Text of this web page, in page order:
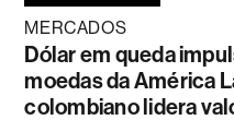
MERCADOS
Dólar em queda
moedas da América
colombiano lidera